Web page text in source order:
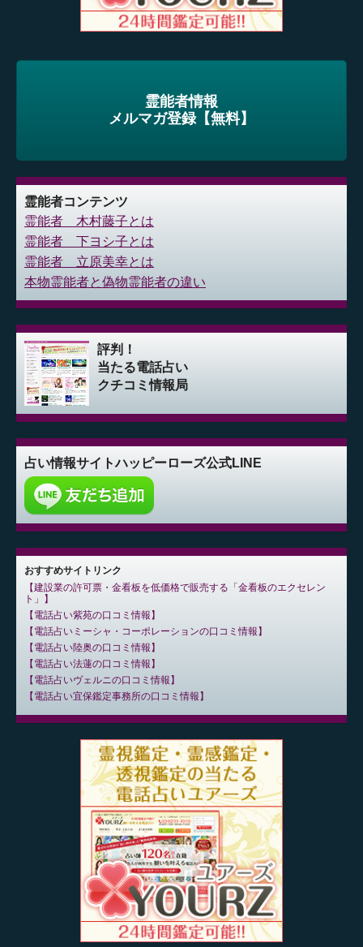
霊能者情報
メルマガ登録【無料】
霊能者コンテンツ
霊能者 木村藤子とは
霊能者 下ヨシ子とは
霊能者 立原美幸とは
本物霊能者と偽物霊能者の違い
評判！
当たる電話占い
クチコミ情報局
占い情報サイトハッピーローズ公式LINE
おすすめサイトリンク
建設業の許可票・金看板を低価格で販売する「金看板のエクセレン
ト」
電話占い紫苑の口コミ情報
電話占いミーシャ・コーポレーションの口コミ情報
電話占い陸奥の口コミ情報
電話占い法蓮の口コミ情報
電話占いヴェルニの口コミ情報
電話占い宜保鑑定事務所の口コミ情報